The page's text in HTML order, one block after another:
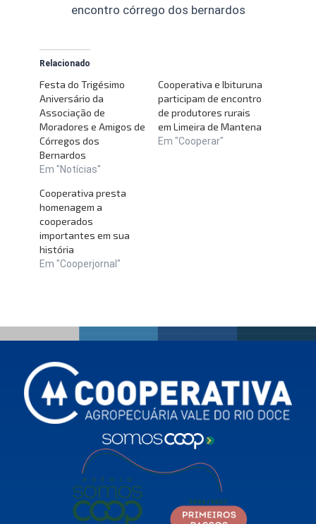
encontro córrego dos bernardos
Relacionado
Festa do Trigésimo
Aniversário da
Associação de
Moradores e Amigos de
Córregos dos
Bernardos
Em "Notícias"
Cooperativa e Ibituruna
participam de encontro
de produtores rurais
em Limeira de Mantena
Em "Cooperar"
Cooperativa presta
homenagem a
cooperados
importantes em sua
história
Em "Cooperjornal"